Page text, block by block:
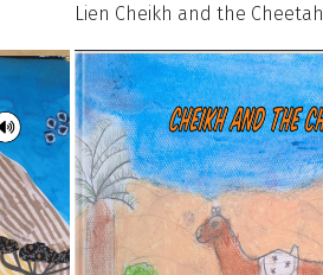
Lien Cheikh and the Cheetah